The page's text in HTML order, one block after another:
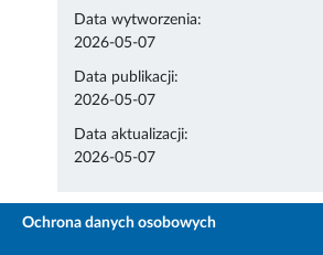
Data wytworzenia:
2026-05-07
Data publikacji:
2026-05-07
Data aktualizacji:
2026-05-07
Ochrona danych osobowych